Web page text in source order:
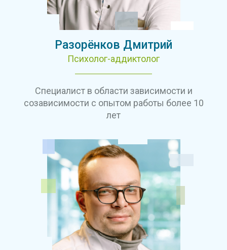
Разорёнков Дмитрий
Психолог-аддиктолог
Специалист в области зависимости и
созависимости с опытом работы более 10
лет